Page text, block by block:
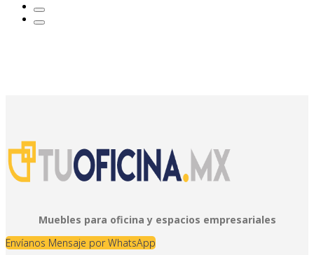
Muebles para oficina y espacios empresariales
Envíanos Mensaje por WhatsApp